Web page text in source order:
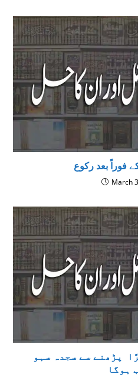
فوراً بعد رکوع
March
پڑھنے سے سجدہ سہو
ہوگا